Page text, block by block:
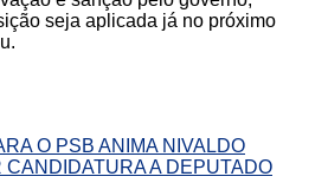
seja aplicada já no próximo
O PSB ANIMA NIVALDO
A DEPUTADO